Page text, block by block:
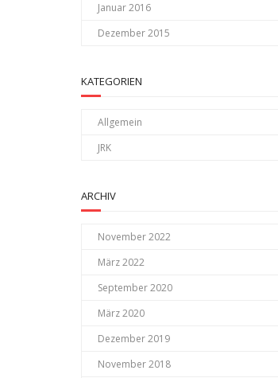
Januar 2016
Dezember 2015
KATEGORIEN
Allgemein
JRK
ARCHIV
November 2022
März 2022
September 2020
März 2020
Dezember 2019
November 2018